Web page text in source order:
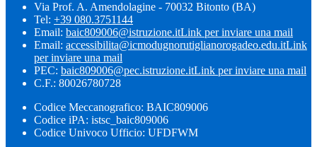
Via Prof. A. Amendolagine - 70032 Bitonto (BA)
Tel: +39 080.3751144
Email: baic809006@istruzione.itLink per inviare una mail
Email: accessibilita@icmodugnorutiglianorogadeo.edu.itLink
per inviare una mail
PEC: baic809006@pec.istruzione.itLink per inviare una mail
C.F.: 80026780728
Codice Meccanografico: BAIC809006
Codice iPA: istsc_baic809006
Codice Univoco Ufficio: UFDFWM